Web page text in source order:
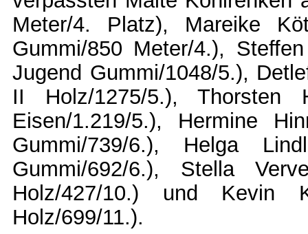
Meter/4. Platz), Mareike
Gummi/850 Meter/4.),
Jugend Gummi/1048/5.),
II Holz/1275/5.), Thorsten
Eisen/1.219/5.), Hermine
Gummi/739/6.), Helga
Gummi/692/6.), Stella
Holz/427/10.) und Kevin
Holz/699/11.).